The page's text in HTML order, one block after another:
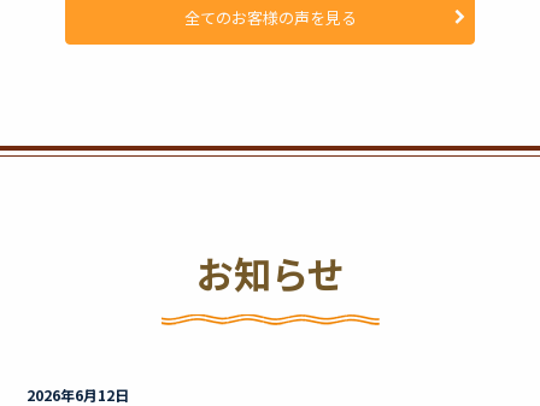
全てのお客様の声を見る
お知らせ
2026年6月12日